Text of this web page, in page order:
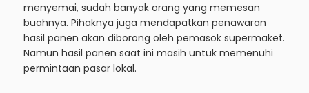
menyemai, sudah banyak orang yang memesan
buahnya. Pihaknya juga mendapatkan penawaran
hasil panen akan diborong oleh pemasok supermaket.
Namun hasil panen saat ini masih untuk memenuhi
permintaan pasar lokal.